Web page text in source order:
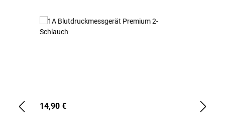
14,90 €